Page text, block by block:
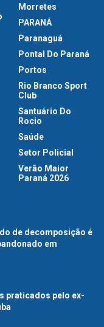
Morretes
PARANÁ
Paranaguá
Pontal Do Paraná
Portos
Rio Branco Sport
Club
Santuário Do
Rocio
Saúde
Setor Policial
Verão Maior
Paraná 2026
de decomposição é
em
praticados pelo ex-